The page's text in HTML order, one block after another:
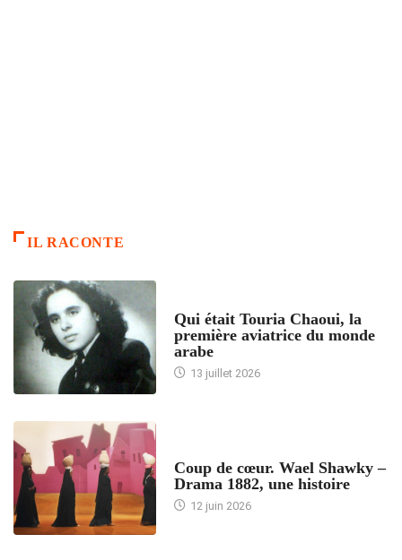
IL RACONTE
Qui était Touria Chaoui, la
première aviatrice du monde
arabe
13 juillet 2026
Coup de cœur. Wael Shawky –
Drama 1882, une histoire
12 juin 2026